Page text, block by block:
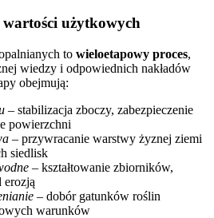
użytkowych
to wieloetapowy proces,
wiedzy i odpowiednich nakładów
obejmują:
– stabilizacja zboczy, zabezpieczenie
powierzchni
– przywracanie warstwy żyznej ziemi
siedlisk
– kształtowanie zbiorników,
erozją
– dobór gatunków roślin
warunków